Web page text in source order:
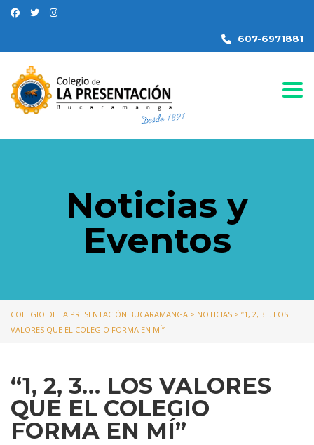
607-6971881
Noticias y
Eventos
COLEGIO DE LA PRESENTACIÓN BUCARAMANGA > NOTICIAS > “1, 2, 3… LOS
VALORES QUE EL COLEGIO FORMA EN MÍ”
“1, 2, 3… LOS VALORES
QUE EL COLEGIO
FORMA EN MÍ”